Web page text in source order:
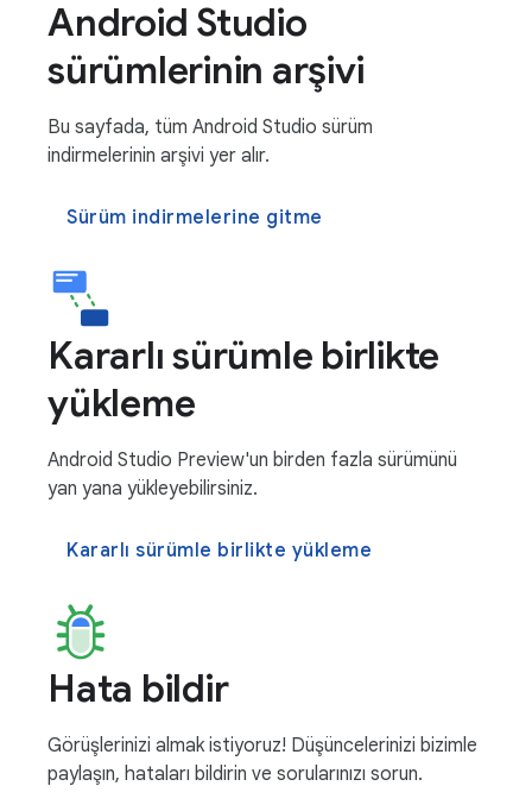
Android Studio
sürümlerinin arşivi
Bu sayfada, tüm Android Studio sürüm
indirmelerinin arşivi yer alır.
Sürüm indirmelerine gitme
Kararlı sürümle birlikte
yükleme
Android Studio Preview'un birden fazla sürümünü
yan yana yükleyebilirsiniz.
Kararlı sürümle birlikte yükleme
Hata bildir
Görüşlerinizi almak istiyoruz! Düşüncelerinizi bizimle
paylaşın, hataları bildirin ve sorularınızı sorun.